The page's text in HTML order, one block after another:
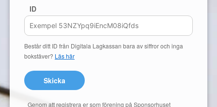
ID
Består ditt ID från Digitala Lagkassan bara av siffror och inga
bokstäver? Läs här
Skicka
Genom att registrera er som förening på Sponsorhuset